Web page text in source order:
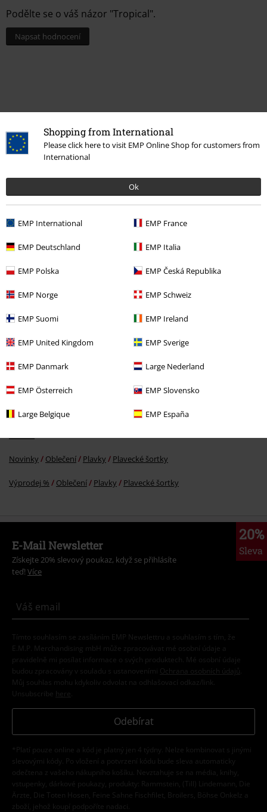
Shopping from International
Please click here to visit EMP Online Shop for customers from
International
Ok
EMP International EMP France
EMP Deutschland EMP Italia
EMP Polska EMP Česká Republika
EMP Norge EMP Schweiz
EMP Suomi EMP Ireland
EMP United Kingdom EMP Sverige
EMP Danmark Large Nederland
EMP Österreich EMP Slovensko
Large Belgique EMP España
Podělte se o váš názor "Tropical".
Napsat hodnocení
Kč 871,00
More categories. More options.
Oblečení & doplňky
Oblečení & doplňky
Novinky Oblečení Plavky Plavecké šortky
Výprodej % Oblečení Plavky Plavecké šortky
20%
Sleva
E-Mail Newsletter
Získejte 20% slevový poukaz, když se přihlásíte
teď! Více
Tímto souhlasím se zasíláním EMP Newslettru a souhlasím s tím, že
E.M.P. Merchandising mbH může zpracovávat mé osobní údaje a
pravidelně mi posílat informace o svých produktech. Mé osobní údaje
budou zpracovány v souladu s ustanoveními
Ochrana osobních údajů
Můj souhlas mohu kdykoliv odvolat na odhlašovací odkaz/link.
Unsubscribe here
Odebírat
*Platí pouze online a kód je platný jen 4 týdny. Nelze kombinovat s jinými
slevovými kódy. Po vložení a potvrzení kódu bude sleva automaticky
odečtena z vašeho nákupního košíku. Nevztahuje se na média, knihy,
vstupenky, dárkové poukazy, produkty: Rammstein, (Till) Lindemann, Die
Ärzte, Die Toten Hosen, Feine Sahne Fischfilet, Broilers, Böhse Onkelz a
zboží, jehož koupí podpoříte nadaci.